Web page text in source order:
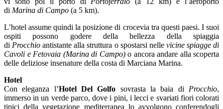
di Marina di Campo (a 5 km).
L’hotel assume quindi la posizione di crocevia tra questi paesi. I suoi
ospiti possono godere della bellezza della spiaggia
di Procchioantistante alla struttura o spostarsi nelle vicine spiagge di
Cavoli e Fetovaia (Marina di Campo) o ancora andare alla scoperta
delle deliziose insenature della costa di Marciana Marina.
Hotel
Con eleganza l’Hotel Del Golfo sovrasta la baia di Procchio,
immerso in un verde parco, dove i pini, i lecci e svariati fiori colorati
tipici della vegetazione mediterranea lo avvolgono conferendogli